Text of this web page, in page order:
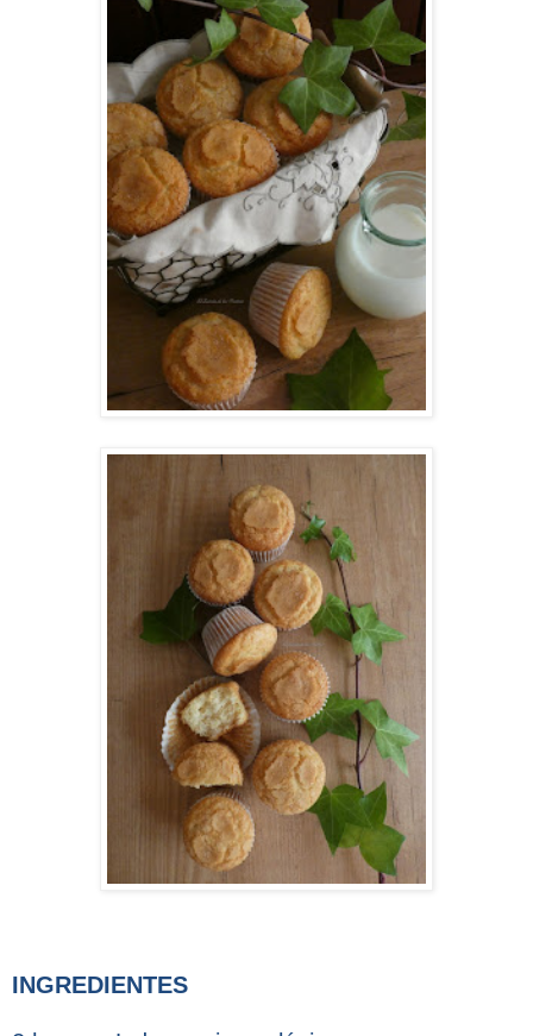
INGREDIENTES